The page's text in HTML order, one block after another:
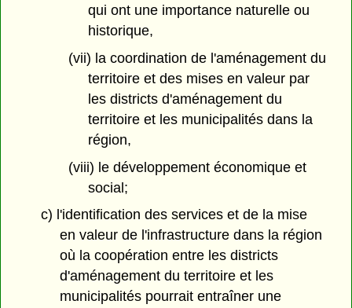
qui ont une importance naturelle ou
historique,
(vii) la coordination de l'aménagement du
territoire et des mises en valeur par
les districts d'aménagement du
territoire et les municipalités dans la
région,
(viii) le développement économique et
social;
c) l'identification des services et de la mise
en valeur de l'infrastructure dans la région
où la coopération entre les districts
d'aménagement du territoire et les
municipalités pourrait entraîner une